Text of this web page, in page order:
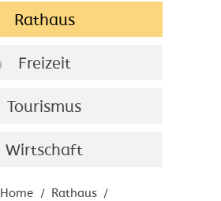
Rathaus
Freizeit
Tourismus
Wirtschaft
Home / Rathaus /